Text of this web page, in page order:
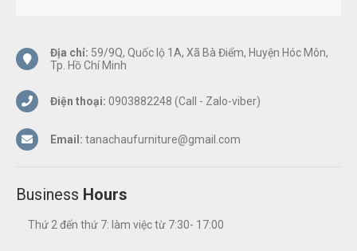
Địa chỉ: 59/9Q, Quốc lộ 1A, Xã Bà Điểm, Huyện Hóc Môn,
Tp. Hồ Chí Minh
Điện thoại: 0903882248 (Call - Zalo-viber)
Email: tanachaufurniture@gmail.com
Business Hours
Thứ 2 đến thứ 7: làm việc từ 7:30- 17:00